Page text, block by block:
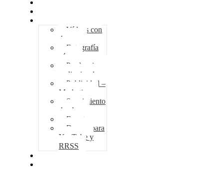
Vídeos con
drones
Fotografía
aérea
Producciones
audiovisuales
Publicidad –
Marketing
Seguimiento
de obra
Eventos
Drones para
YouTube y
RRSS